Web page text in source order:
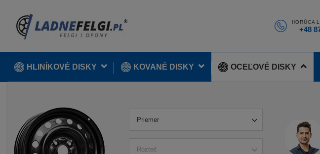
HORÚCA
+48
HLINÍKOVÉ DISKY KOVANÉ DISKY OCEĽOVÉ DISKY
Priemer
Rozteč